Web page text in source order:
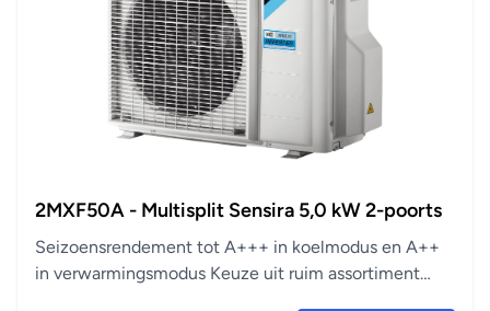
2MXF50A - Multisplit Sensira 5,0 kW 2-poorts
Seizoensrendement tot A+++ in koelmodus en A++
in verwarmingsmodus Keuze uit ruim assortiment